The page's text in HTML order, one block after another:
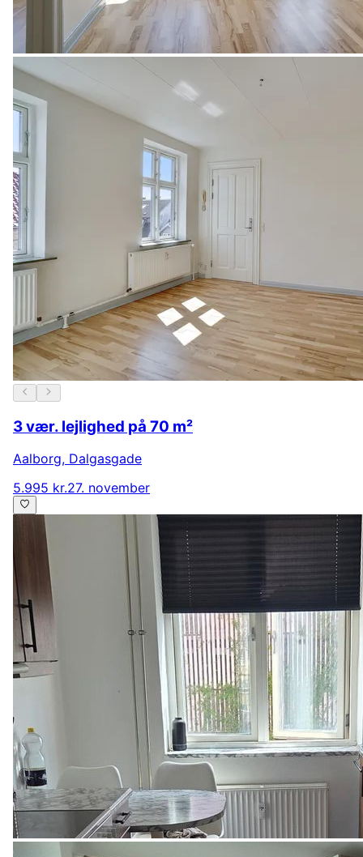
3 vær. lejlighed på 70 m²
Aalborg, Dalgasgade
5.995 kr.27. november